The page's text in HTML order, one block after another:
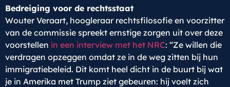
Bedreiging voor de rechtsstaat
Wouter Veraart, hoogleraar rechtsfilosofie en voorzitter
van de commissie spreekt ernstige zorgen uit over deze
voorstellen in een interview met het NRC: “Ze willen die
verdragen opzeggen omdat ze in de weg zitten bij hun
immigratiebeleid. Dit komt heel dicht in de buurt bij wat
je in Amerika met Trump ziet gebeuren: hij voelt zich